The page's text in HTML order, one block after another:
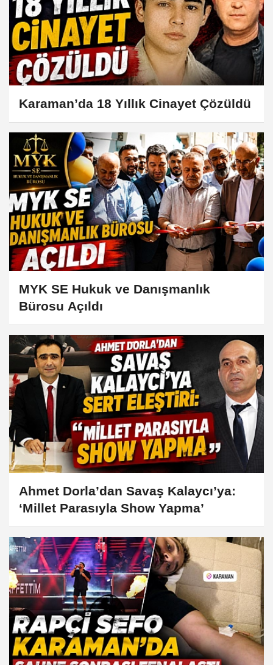
Karaman’da 18 Yıllık Cinayet Çözüldü
MYK SE Hukuk ve Danışmanlık
Bürosu Açıldı
Ahmet Dorla’dan Savaş Kalaycı’ya:
‘Millet Parasıyla Show Yapma’